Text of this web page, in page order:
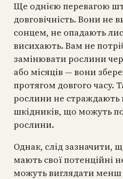
Ще однією перевагою
довговічність. Вони не
сонцем, не опадають
висихають. Вам не
замінювати рослини
або місяців — вони
протягом довгого часу.
рослини не страждають
шкідників, що можуть
рослини.
Однак, слід зазначити,
мають свої потенційні
можуть виглядати